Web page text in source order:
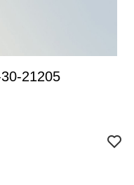
21205